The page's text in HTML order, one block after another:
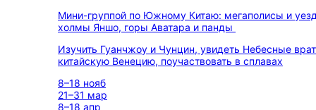
Мини-группой по Южному Китаю: мегаполисы и
холмы Яншо, горы Аватара и панды
Изучить Гуанчжоу и Чунцин, увидеть Небесные
китайскую Венецию, поучаствовать в сплавах
8–18 нояб
21–31 мар
8–18 апр